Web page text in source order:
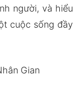
người, và hiểu
cuộc sống đầy
Gian